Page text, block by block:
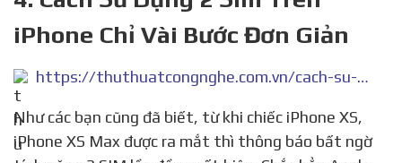
iPhone Chỉ Vài Bước Đơn Giản
https://thuthuatcongnghe.com.vn/cach-su-dung-2-sim-tren-iphone-chi-vai-buoc-don-gian/
Như các bạn cũng đã biết, từ khi chiếc iPhone XS,
iPhone XS Max được ra mắt thì thông báo bất ngờ